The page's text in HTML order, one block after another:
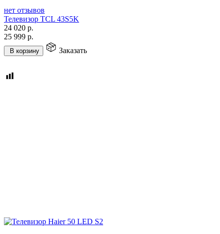
нет отзывов
Телевизор TCL 43S5K
24 020 р.
25 999 р.
В корзину Заказать